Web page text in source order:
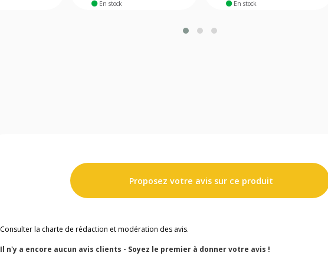
En stock En stock
Proposez votre avis sur ce produit
Consulter la charte de rédaction et modération des avis.
Il n'y a encore aucun avis clients - Soyez le premier à donner votre avis !